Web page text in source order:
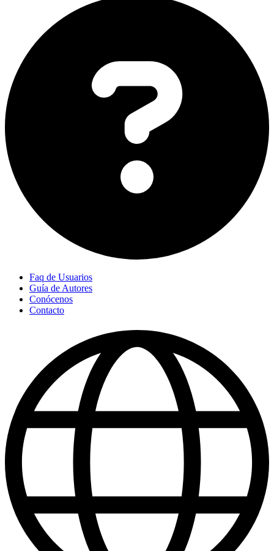
Faq de Usuarios
Guía de Autores
Conócenos
Contacto